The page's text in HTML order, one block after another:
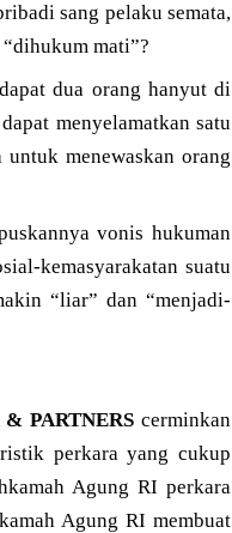
sang pelaku semata,
mati”?
dua orang hanyut di
menyelamatkan satu
menewaskan orang
vonis hukuman
kemasyarakatan suatu
“liar” dan “menjadi-
PARTNERS cerminkan
perkara yang cukup
Agung RI perkara
Agung RI membuat